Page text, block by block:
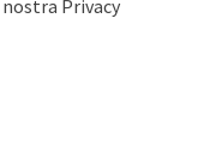
Privacy